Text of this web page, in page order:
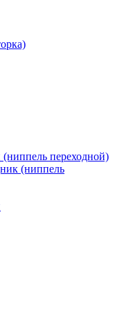
переходной)
(ниппель